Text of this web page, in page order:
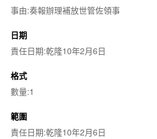
事由:奏報辦理補放世管佐領事
日期
責任日期:乾隆10年2月6日
格式
數量:1
範圍
責任日期:乾隆10年2月6日